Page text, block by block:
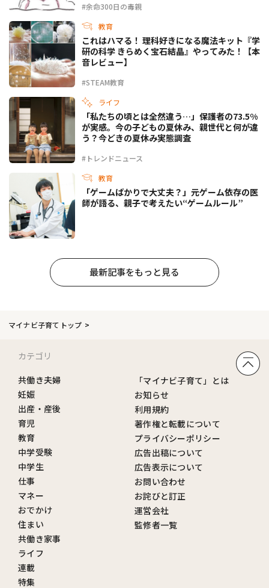
#余命300日の毒親
教育
#STEAM教育
これはハマる！ 理科好きになる魔法キット『学
研の科学 きらめく宝石結晶』やってみた！【本
音レビュー】
ライフ
#トレンドニュース
「私たちの頃とは全然違う…」保護者の73.5%
が実感。今の子どもの夏休み、親世代と何が違
う？今どきの夏休み実態調査
教育
「ゲームばかりで大丈夫？」元ゲーム依存の医
師が語る、親子で考えたい“ゲームルール”
最新記事をもっと見る
マイナビ子育てトップ
カテゴリ
共働き夫婦
妊娠
出産・産後
育児
教育
中学受験
中学生
仕事
マネー
おでかけ
住まい
共働き家事
ライフ
連載
特集
「マイナビ子育て」とは
お知らせ
利用規約
著作権と転載について
プライバシーポリシー
広告出稿について
広告表示について
お問い合わせ
お詫びと訂正
運営会社
監修者一覧